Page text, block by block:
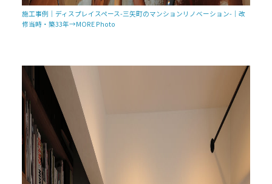
施工事例｜ディスプレイスペース-三矢町のマンションリノベーション-｜改
修当時・築33年→MORE Photo